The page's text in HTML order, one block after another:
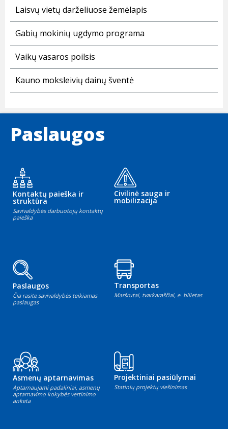
Laisvų vietų darželiuose žemėlapis
Gabių mokinių ugdymo programa
Vaikų vasaros poilsis
Kauno moksleivių dainų šventė
Paslaugos
Kontaktų paieška ir
struktūra
Savivaldybės darbuotojų kontaktų
paieška
Civilinė sauga ir
mobilizacija
Paslaugos
Čia rasite savivaldybės teikiamas
paslaugas
Transportas
Maršrutai, tvarkaraščiai, e. bilietas
Asmenų aptarnavimas
Aptarnaujami padaliniai, asmenų
aptarnavimo kokybės vertinimo
anketa
Projektiniai pasiūlymai
Statinių projektų viešinimas